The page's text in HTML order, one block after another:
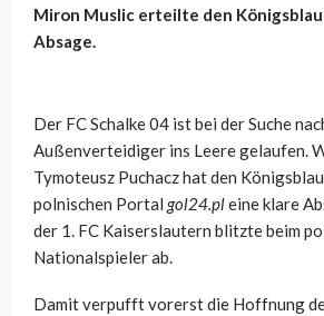
Miron Muslic erteilte den
Absage.
Der FC Schalke 04 ist bei der Suche
Außenverteidiger ins Leere gelaufen.
Tymoteusz Puchacz hat den
polnischen Portal gol24.pleine klare
der 1. FC Kaiserslautern blitzte beim
Nationalspieler ab.
Damit verpufft vorerst die Hoffnung